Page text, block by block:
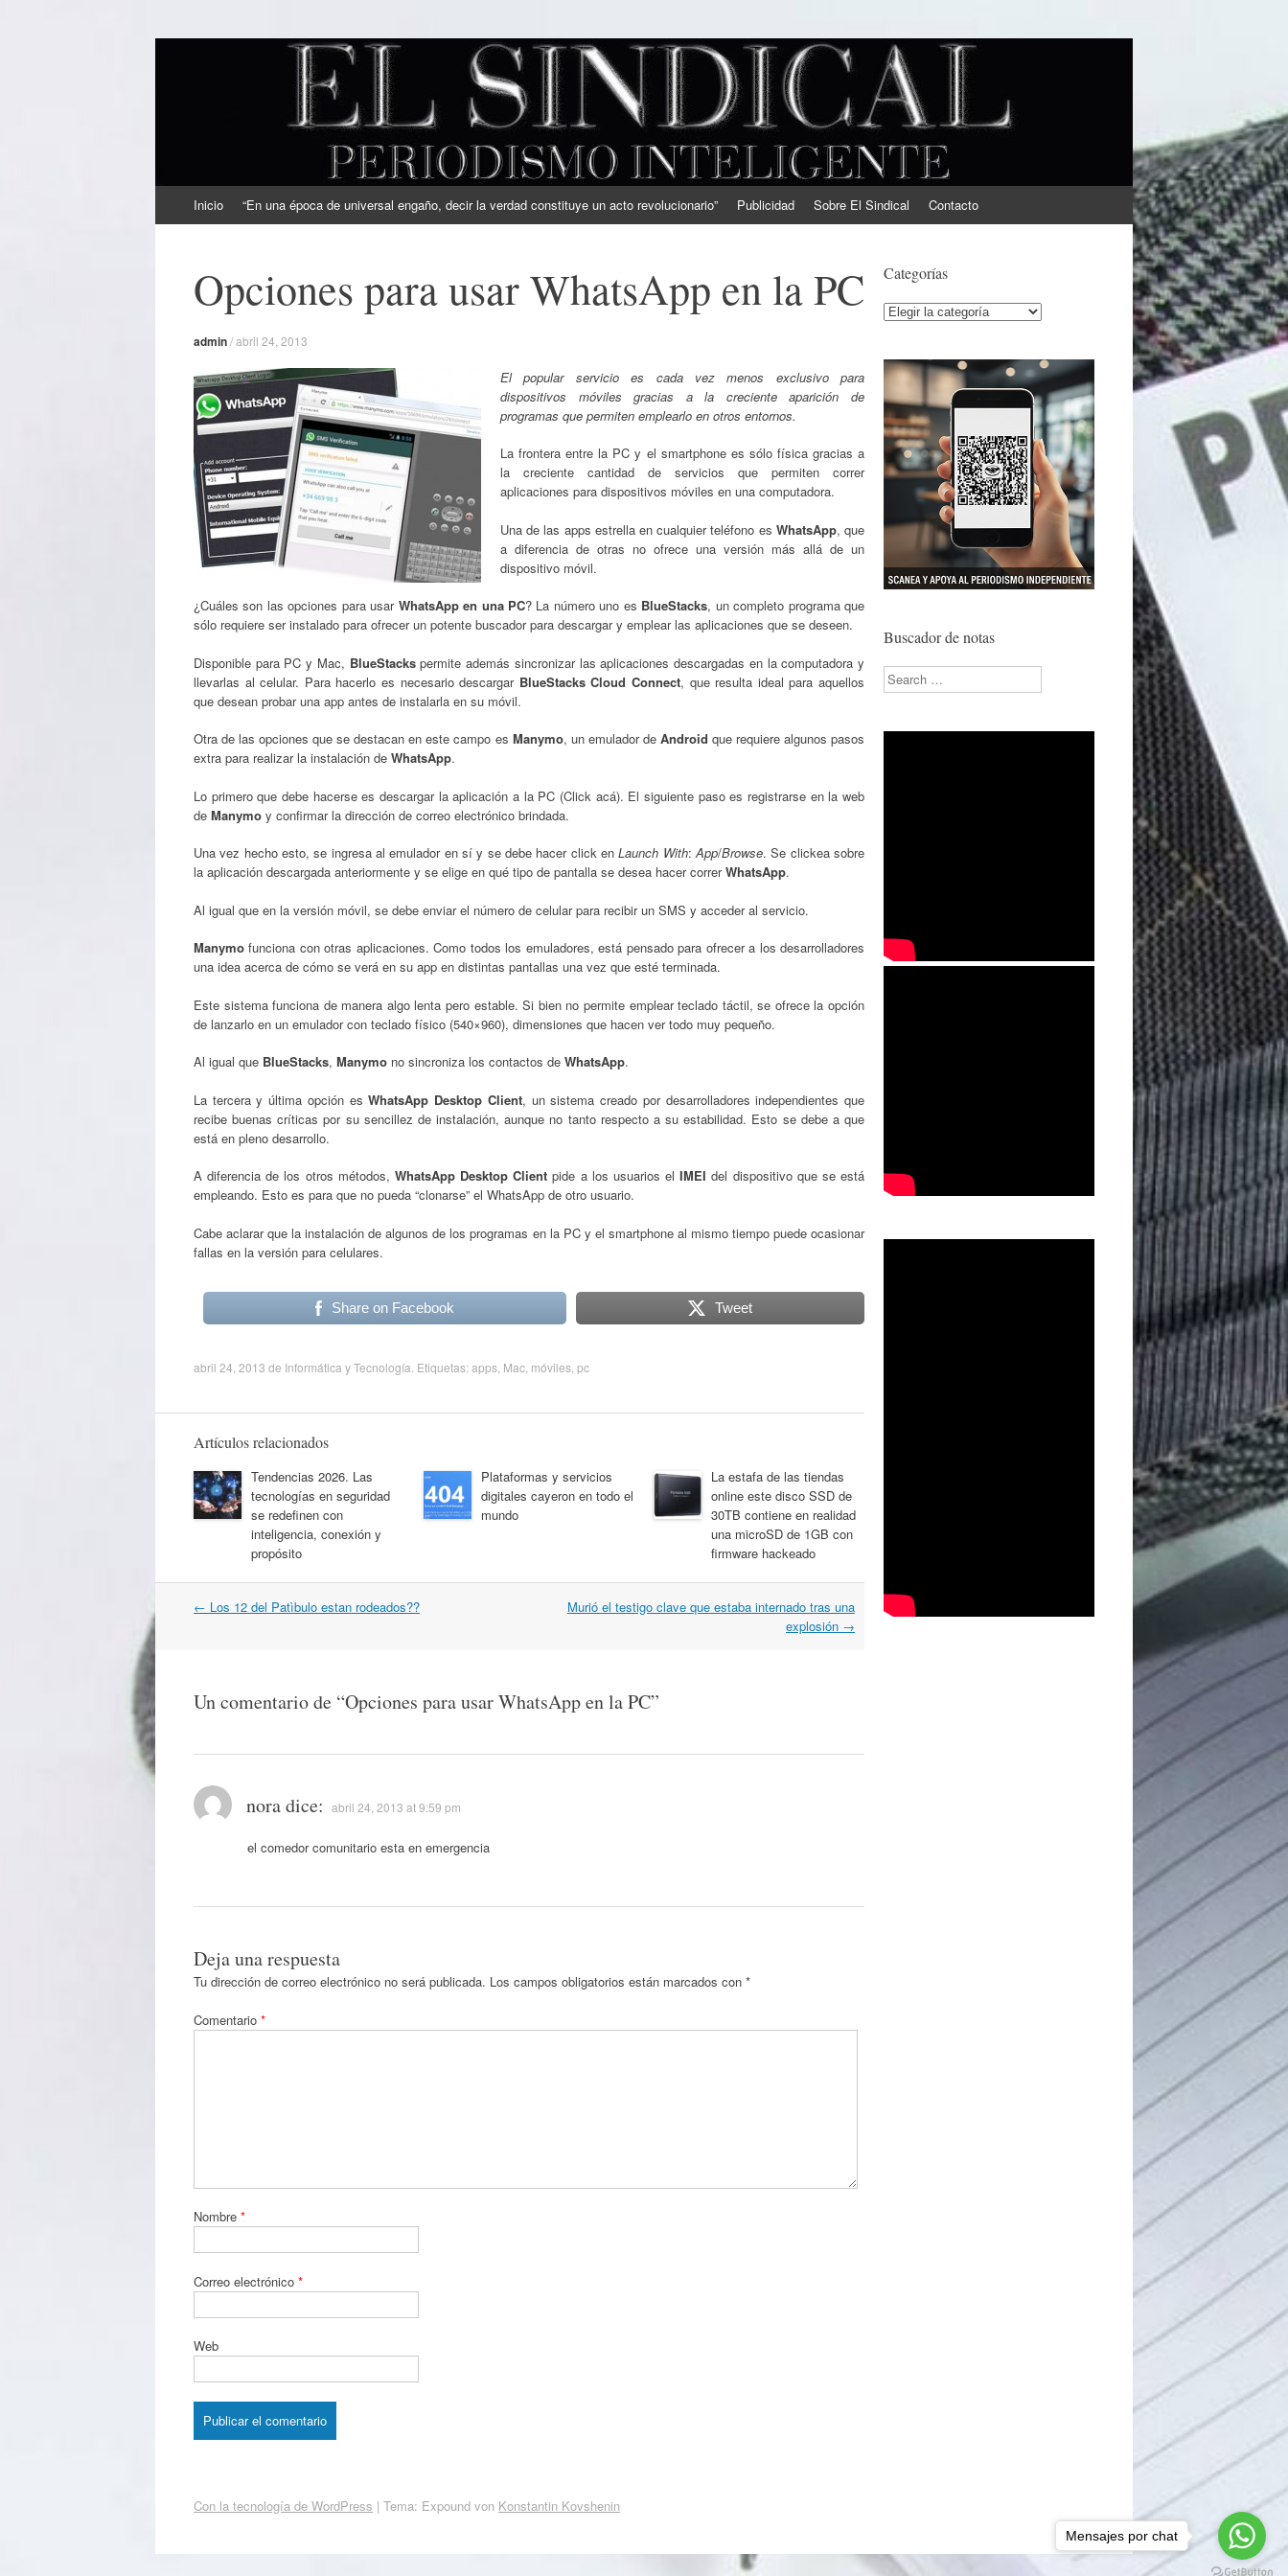
EL SINDICAL
Periodismo Inteligente
al
Inicio “En una época de universal engaño, decir la verdad constituye un acto revolucionario” Publicidad Sobre El Sindical Contacto
Opciones para usar WhatsApp en la PC
admin/abril 24, 2013
El popular servicio es cada vez menos exclusivo para
dispositivos móviles gracias a la creciente aparición de
programas que permiten emplearlo en otros entornos.
La frontera entre la PC y el smartphone es sólo física gracias a
la creciente cantidad de servicios que permiten correr
aplicaciones para dispositivos móviles en una computadora.
Una de las apps estrella en cualquier teléfono es WhatsApp, que
a diferencia de otras no ofrece una versión más allá de un
dispositivo móvil.
¿Cuáles son las opciones para usar WhatsApp en una PC? La número uno es BlueStacks, un completo programa que
sólo requiere ser instalado para ofrecer un potente buscador para descargar y emplear las aplicaciones que se deseen.
Disponible para PC y Mac, BlueStackspermite además sincronizar las aplicaciones descargadas en la computadora y
llevarlas al celular. Para hacerlo es necesario descargar BlueStacks Cloud Connect, que resulta ideal para aquellos
que desean probar una app antes de instalarla en su móvil.
Otra de las opciones que se destacan en este campo es Manymo, un emulador de Android que requiere algunos pasos
extra para realizar la instalación de WhatsApp.
Lo primero que debe hacerse es descargar la aplicación a la PC (Click acá). El siguiente paso es registrarse en la web
de Manymo y confirmar la dirección de correo electrónico brindada.
Una vez hecho esto, se ingresa al emulador en sí y se debe hacer click enLaunch With:App/Browse. Se clickea sobre
la aplicación descargada anteriormente y se elige en qué tipo de pantalla se desea hacer correrWhatsApp.
Al igual que en la versión móvil, se debe enviar el número de celular para recibir un SMS y acceder al servicio.
Manymo funciona con otras aplicaciones. Como todos los emuladores, está pensado para ofrecer a los desarrolladores
una idea acerca de cómo se verá en su app en distintas pantallas una vez que esté terminada.
Este sistema funciona de manera algo lenta pero estable. Si bien no permite emplear teclado táctil, se ofrece la opción
de lanzarlo en un emulador con teclado físico (540×960), dimensiones que hacen ver todo muy pequeño.
Al igual que BlueStacks, Manymo no sincroniza los contactos de WhatsApp.
La tercera y última opción esWhatsApp Desktop Client, un sistema creado por desarrolladores independientes que
recibe buenas críticas por su sencillez de instalación, aunque no tanto respecto a su estabilidad. Esto se debe a que
está en pleno desarrollo.
A diferencia de los otros métodos, WhatsApp Desktop Client pide a los usuarios elIMEI del dispositivo que se está
empleando. Esto es para que no pueda “clonarse” el WhatsApp de otro usuario.
Cabe aclarar que la instalación de algunos de los programas en la PC y el smartphone al mismo tiempo puede ocasionar
fallas en la versión para celulares.
Share on Facebook Tweet
abril 24, 2013 de Informática y Tecnología . Etiquetas:apps Mac móviles pc
Artículos relacionados
Tendencias 2026. Las
tecnologías en seguridad
se redefinen con
inteligencia, conexión y
propósito
Plataformas y servicios
digitales cayeron en todo el
mundo
La estafa de las tiendas
online este disco SSD de
30TB contiene en realidad
una microSD de 1GB con
firmware hackeado
Navegación
← Los 12 del Patìbulo estan rodeados??
Murió el testigo clave que estaba internado tras una
explosión →
Un comentario de “Opciones para usar WhatsApp en la PC”
noradice: abril 24, 2013 at 9:59 pm
el comedor comunitario esta en emergencia
Deja una respuesta
Tu dirección de correo electrónico no será publicada. Los campos obligatorios están marcados con *
Comentario *
Nombre *
Correo electrónico *
Web
Categorías
Categorías
Buscador de notas
Search
Con la tecnología de WordPress | Tema: Expound von Konstantin Kovshenin
Mensajes por chat